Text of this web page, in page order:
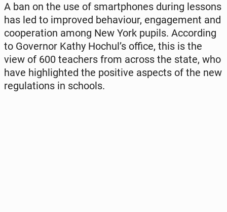
A ban on the use of smart­phones during lessons
has led to im­proved be­hav­iour, en­gage­ment and
co­op­er­a­tion among New York pupils. Ac­cord­ing
to Gov­er­nor Kathy Hochul’s office, this is the
view of 600 teach­ers from across the state, who
have high­light­ed the pos­i­tive aspects of the new
reg­u­la­tions in schools.